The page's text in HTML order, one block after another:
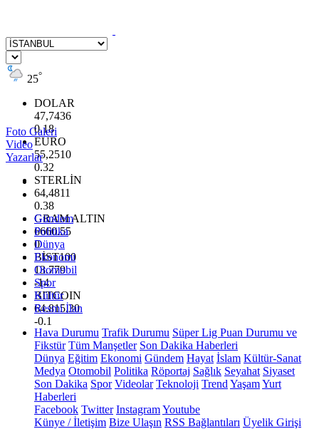
25°
DOLAR
47,7436
0.18
EURO
55,2510
0.32
STERLİN
64,4811
0.38
GRAM ALTIN
6660.55
0
BİST100
13.779
-14
BITCOIN
64.815,30
-0.1
Foto Galeri
Video
Yazarlar
Gündem
Politika
Dünya
Ekonomi
Otomobil
Spor
Kültür
Resmi İlan
Hava Durumu Trafik Durumu Süper Lig Puan Durumu ve
Fikstür Tüm Manşetler Son Dakika Haberleri
Dünya Eğitim Ekonomi Gündem Hayat İslam Kültür-Sanat
Medya Otomobil Politika Röportaj Sağlık Seyahat Siyaset
Son Dakika Spor Videolar Teknoloji Trend YaşamYurt
Haberleri
Facebook Twitter InstagramYoutube
Künye / İletişim Bize Ulaşın RSS Bağlantıları Üyelik Girişi